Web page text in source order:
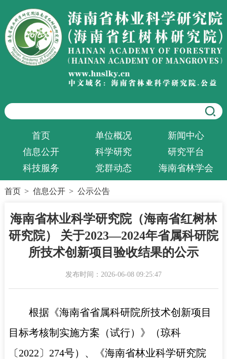
首页 单位概况
新闻中心
信息公开
科学研究
研究平台
科技服务
党群动态 海南省林学会
首页 > 信息公开 > 公示公告
海南省林业科学研究院（海南省红树林
研究院） 关于2023—2024年省属科研院
所技术创新项目验收结果的公示
发布时间：2026-06-08 09:25:47
根据《海南省省属科研院所技术创新项目
目标考核制实施方案（试行）》（琼科
〔2022〕274号）、《海南省林业科学研究院